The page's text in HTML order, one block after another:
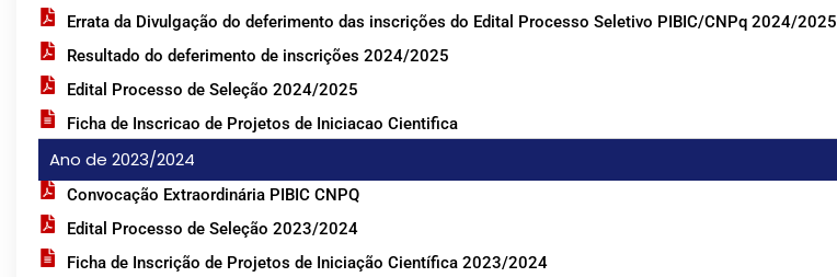
Errata da Divulgação do deferimento das inscrições do Edital Processo Seletivo PIBIC/CNPq 2024/2025
Resultado do deferimento de inscrições 2024/2025
Edital Processo de Seleção 2024/2025
Ficha de Inscricao de Projetos de Iniciacao Cientifica
Ano de 2023/2024
Convocação Extraordinária PIBIC CNPQ
Edital Processo de Seleção 2023/2024
Ficha de Inscrição de Projetos de Iniciação Científica 2023/2024